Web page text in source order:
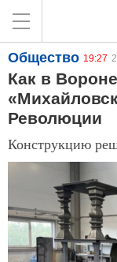
Общество 19:27
Как в
Революции
Конструкцию